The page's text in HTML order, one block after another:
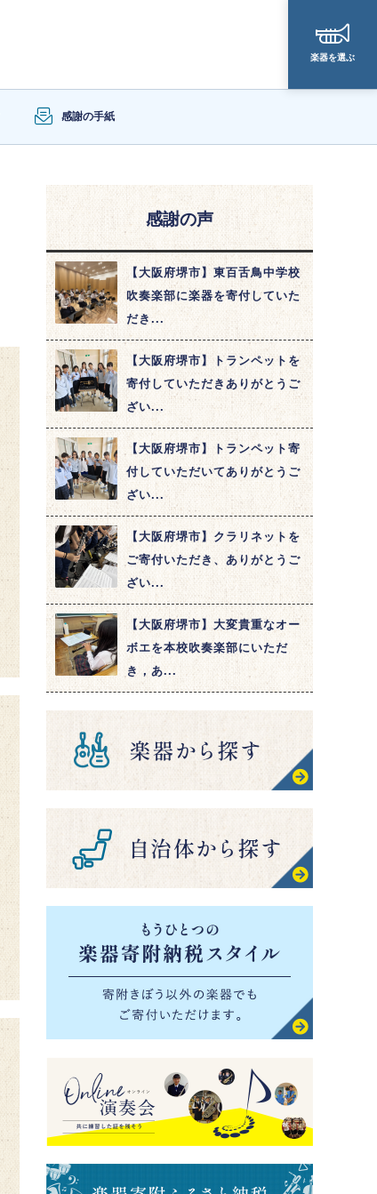
楽器を選ぶ
感謝の手紙
感謝の声
【大阪府堺市】東百舌鳥中学校
吹奏楽部に楽器を寄付していた
だき...
【大阪府堺市】トランペットを
寄付していただきありがとうご
ざい...
【大阪府堺市】トランペット寄
付していただいてありがとうご
ざい...
【大阪府堺市】クラリネットを
ご寄付いただき、ありがとうご
ざい...
【大阪府堺市】大変貴重なオー
ボエを本校吹奏楽部にいただ
き，あ...